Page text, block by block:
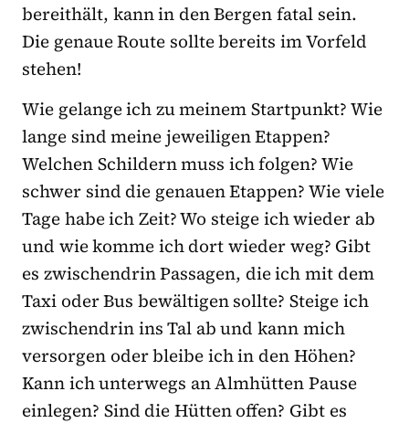
bereithält, kann in den Bergen fatal sein.
Die genaue Route sollte bereits im Vorfeld
stehen!
Wie gelange ich zu meinem Startpunkt? Wie
lange sind meine jeweiligen Etappen?
Welchen Schildern muss ich folgen? Wie
schwer sind die genauen Etappen? Wie viele
Tage habe ich Zeit? Wo steige ich wieder ab
und wie komme ich dort wieder weg? Gibt
es zwischendrin Passagen, die ich mit dem
Taxi oder Bus bewältigen sollte? Steige ich
zwischendrin ins Tal ab und kann mich
versorgen oder bleibe ich in den Höhen?
Kann ich unterwegs an Almhütten Pause
einlegen? Sind die Hütten offen? Gibt es